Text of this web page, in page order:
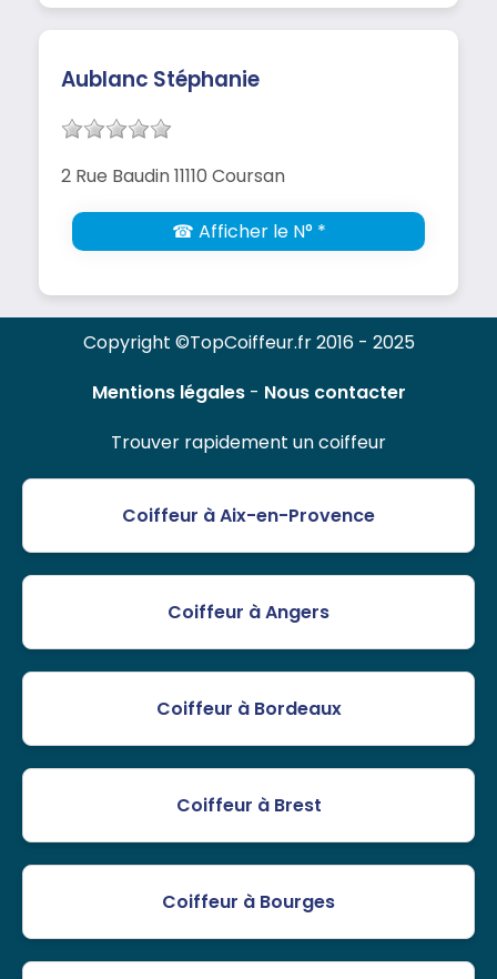
Aublanc Stéphanie
2 Rue Baudin 11110 Coursan
☎ Afficher le N° *
Copyright ©TopCoiffeur.fr 2016 - 2025
Mentions légales- Nous contacter
Trouver rapidement un coiffeur
Coiffeur à Aix-en-Provence
Coiffeur à Angers
Coiffeur à Bordeaux
Coiffeur à Brest
Coiffeur à Bourges